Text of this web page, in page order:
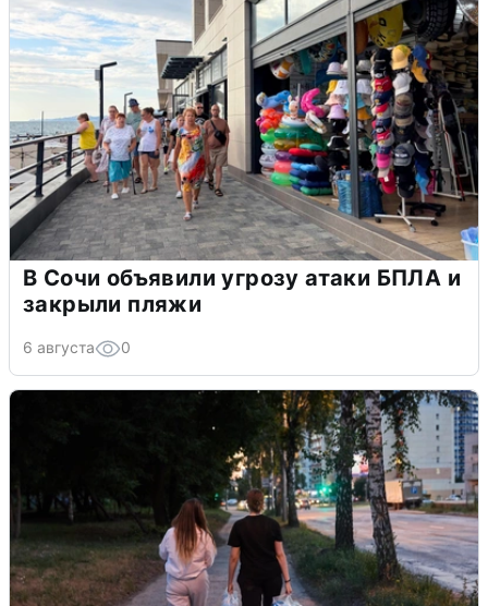
В Сочи объявили угрозу атаки БПЛА и
закрыли пляжи
6 августа 0